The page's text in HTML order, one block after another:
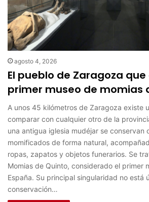
agosto 4, 2026
El pueblo de Zaragoza
primer museo de momias
A unos 45 kilómetros de Zaragoza existe
comparar con cualquier otro de la
una antigua iglesia mudéjar se conservan
momificados de forma natural,
ropas, zapatos y objetos funerarios. Se
Momias de Quinto, considerado el primer
España. Su principal singularidad no está
conservación…